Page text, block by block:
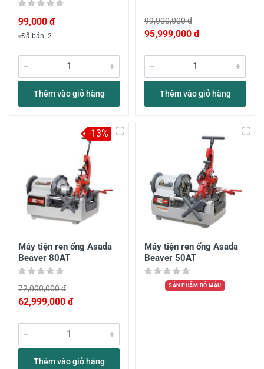
99,000 đ
Đã bán: 2
Thêm vào giỏ hàng
99,000,000 đ
95,999,000 đ
Thêm vào giỏ hàng
Máy tiện ren ống Asada
Beaver 80AT
72,000,000 đ
62,999,000 đ
Thêm vào giỏ hàng
-13%
Máy tiện ren ống Asada
Beaver 50AT
SẢN PHẨM BỎ MẪU